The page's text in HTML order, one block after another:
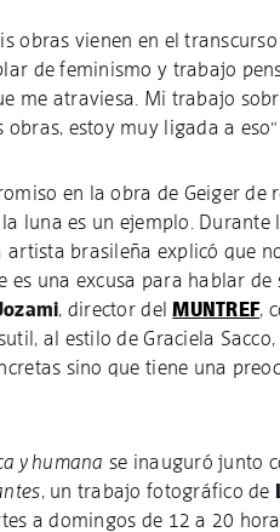
obras vienen en el
de feminismo y trabajo
me atraviesa. Mi trabajo
estoy muy ligada a
en la obra de Geiger
luna es un ejemplo.
artista brasileña explicó que
es una excusa para hablar
, director delMUNTREF,
al estilo de Graciela
sino que tiene una
y humana se inauguró junto
, un trabajo fotográfico de
a domingos de 12 a 20